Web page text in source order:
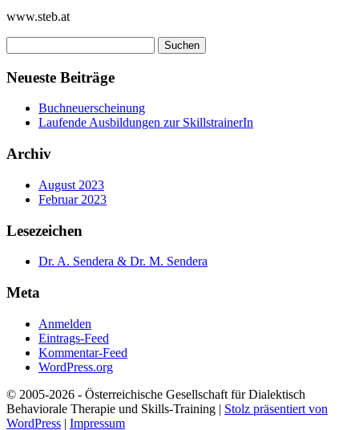
www.steb.at
nach:
Neueste Beiträge
Buchneuerscheinung
Laufende Ausbildungen zur SkillstrainerIn
Archiv
August 2023
Februar 2023
Lesezeichen
Dr. A. Sendera & Dr. M. Sendera
Meta
Anmelden
Eintrags-Feed
Kommentar-Feed
WordPress.org
© 2005-2026 - Österreichische Gesellschaft für Dialektisch
Behaviorale Therapie und Skills-Training | Stolz präsentiert von
WordPress | Impressum